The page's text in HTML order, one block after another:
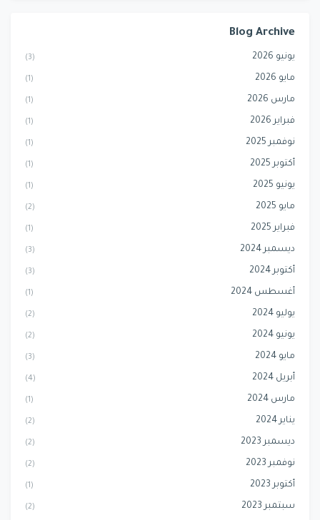
Blog Archive
يونيو 2026 (3)
مايو 2026 (1)
مارس 2026 (1)
فبراير 2026 (1)
نوفمبر 2025 (1)
أكتوبر 2025 (1)
يونيو 2025 (1)
مايو 2025 (2)
فبراير 2025 (1)
ديسمبر 2024 (3)
أكتوبر 2024 (3)
أغسطس 2024 (1)
يوليو 2024 (2)
يونيو 2024 (2)
مايو 2024 (3)
أبريل 2024 (4)
مارس 2024 (1)
يناير 2024 (2)
ديسمبر 2023 (2)
نوفمبر 2023 (2)
أكتوبر 2023 (1)
سبتمبر 2023 (2)